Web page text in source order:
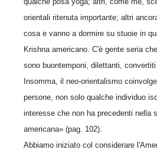
orientali ritenuta importante; altri
cosa e vanno a dormire su stuoie in
Krishna americano. C'è gente seria
sono buontemponi, dilettanti,
Insomma, il neo-orientalismo
persone, non solo qualche individuo
interesse che non ha precedenti nella
americana» (pag. 102).
Abbiamo iniziato col considerare